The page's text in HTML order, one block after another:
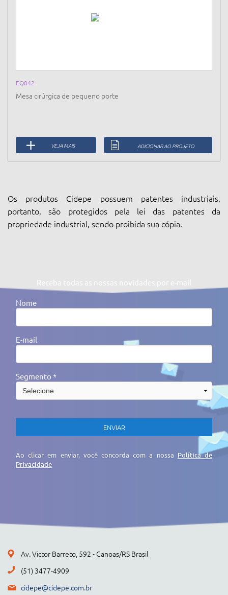
EQ042
Mesa cirúrgica de pequeno porte
VEJA MAIS ADICIONAR AO PROJETO
Os produtos Cidepe possuem patentes industriais,
portanto, são protegidos pela lei das patentes da
propriedade industrial, sendo proibida sua cópia.
Receba todas as nossas novidades por e-mail
Nome
E-mail
Segmento *
Ao clicar em enviar, você concorda com a nossa Política de
Privacidade
Av. Victor Barreto, 592 - Canoas/RS Brasil
(51) 3477-4909
cidepe@cidepe.com.br